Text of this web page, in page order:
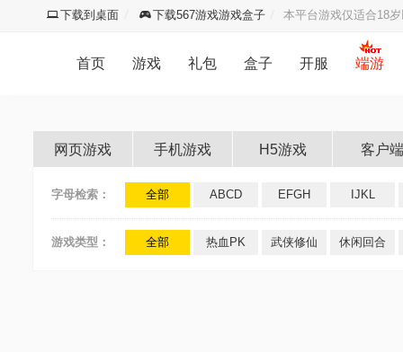
下载到桌面 下载567游戏游戏盒子 本平台游戏仅适合18
首页 游戏 礼包 盒子 开服 端游
网页游戏 手机游戏 H5游戏 客户端
字母检索： 全部 ABCD EFGH IJKL
游戏类型： 全部 热血PK 武侠修仙 休闲回合